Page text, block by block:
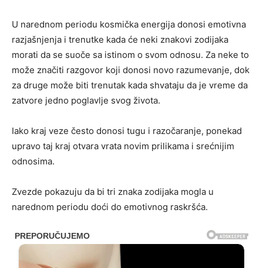
U narednom periodu kosmička energija donosi emotivna
razjašnjenja i trenutke kada će neki znakovi zodijaka
morati da se suoče sa istinom o svom odnosu. Za neke to
može značiti razgovor koji donosi novo razumevanje, dok
za druge može biti trenutak kada shvataju da je vreme da
zatvore jedno poglavlje svog života.
Iako kraj veze često donosi tugu i razočaranje, ponekad
upravo taj kraj otvara vrata novim prilikama i srećnijim
odnosima.
Zvezde pokazuju da bi tri znaka zodijaka mogla u
narednom periodu doći do emotivnog raskršća.